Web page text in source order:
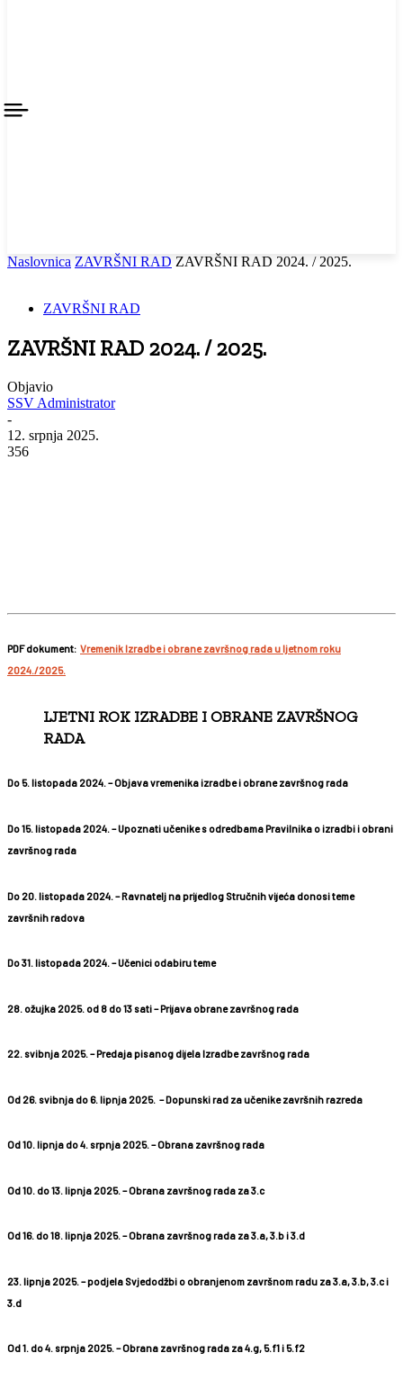
Naslovnica ZAVRŠNI RAD ZAVRŠNI RAD 2024. / 2025.
ZAVRŠNI RAD
ZAVRŠNI RAD 2024. / 2025.
Objavio
SSV Administrator
-
12. srpnja 2025.
356
PDF dokument: Vremenik Izradbe i obrane završnog rada u ljetnom roku
2024./2025.
LJETNI ROK IZRADBE I OBRANE ZAVRŠNOG
RADA
Do 5. listopada 2024. – Objava vremenika izradbe i obrane završnog rada
Do 15. listopada 2024. – Upoznati učenike s odredbama Pravilnika o izradbi i obrani
završnog rada
Do 20. listopada 2024. – Ravnatelj na prijedlog Stručnih vijeća donosi teme
završnih radova
Do 31. listopada 2024. – Učenici odabiru teme
28. ožujka 2025. od 8 do 13 sati– Prijava obrane završnog rada
22. svibnja 2025. – Predaja pisanog dijela Izradbe završnog rada
Od 26. svibnja do 6. lipnja 2025. – Dopunski rad za učenike završnih razreda
Od 10. lipnja do 4. srpnja 2025. – Obrana završnog rada
Od 10. do 13. lipnja 2025. – Obrana završnog rada za 3.c
Od 16. do 18. lipnja 2025. – Obrana završnog rada za 3.a, 3.b i 3.d
23. lipnja 2025. – podjela Svjedodžbi o obranjenom završnom radu za 3.a, 3.b, 3.c i
3.d
Od 1. do 4. srpnja 2025. – Obrana završnog rada za 4.g, 5.f1 i 5.f2